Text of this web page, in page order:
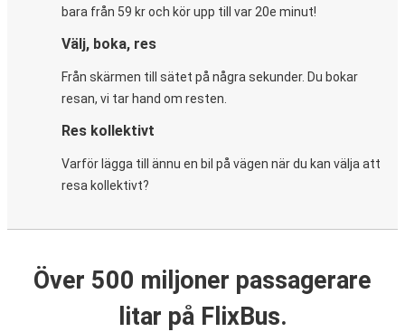
bara från 59 kr och kör upp till var 20e minut!
Välj, boka, res
Från skärmen till sätet på några sekunder. Du bokar
resan, vi tar hand om resten.
Res kollektivt
Varför lägga till ännu en bil på vägen när du kan välja att
resa kollektivt?
Över 500 miljoner passagerare
litar på FlixBus.